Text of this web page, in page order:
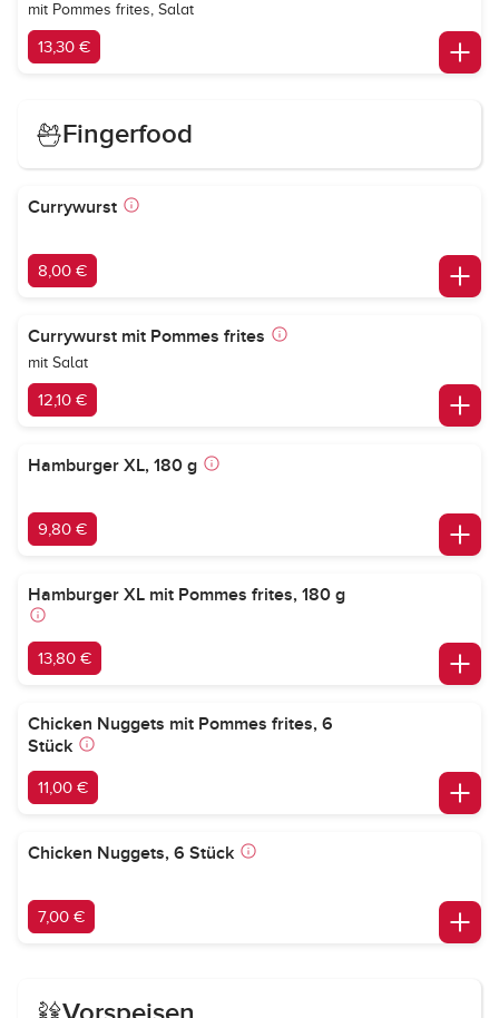
mit Pommes frites, Salat
13,30 €
Fingerfood
Currywurst
8,00 €
Currywurst mit Pommes frites
mit Salat
12,10 €
Hamburger XL, 180 g
9,80 €
Hamburger XL mit Pommes frites, 180 g
13,80 €
Chicken Nuggets mit Pommes frites, 6
Stück
11,00 €
Chicken Nuggets, 6 Stück
7,00 €